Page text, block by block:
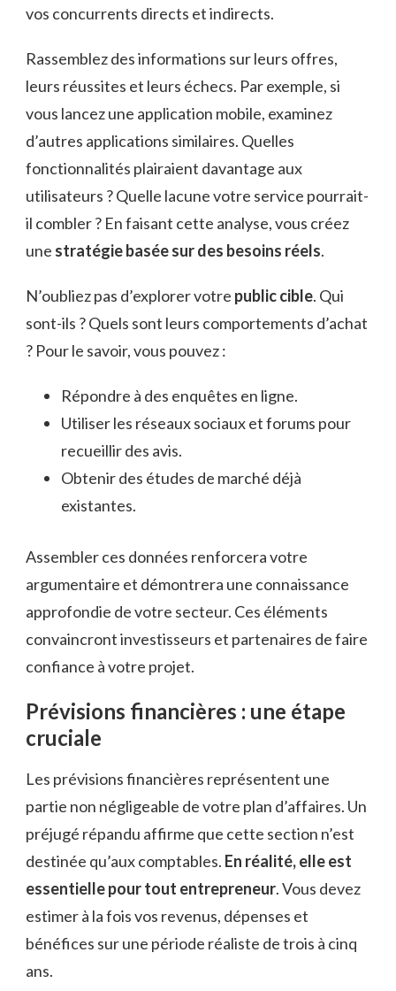
vos concurrents directs et indirects.
Rassemblez des informations sur leurs offres,
leurs réussites et leurs échecs. Par exemple, si
vous lancez une application mobile, examinez
d’autres applications similaires. Quelles
fonctionnalités plairaient davantage aux
utilisateurs ? Quelle lacune votre service pourrait-
il combler ? En faisant cette analyse, vous créez
une stratégie basée sur des besoins réels.
N’oubliez pas d’explorer votre public cible. Qui
sont-ils ? Quels sont leurs comportements d’achat
? Pour le savoir, vous pouvez :
Répondre à des enquêtes en ligne.
Utiliser les réseaux sociaux et forums pour
recueillir des avis.
Obtenir des études de marché déjà
existantes.
Assembler ces données renforcera votre
argumentaire et démontrera une connaissance
approfondie de votre secteur. Ces éléments
convaincront investisseurs et partenaires de faire
confiance à votre projet.
Prévisions financières : une étape
cruciale
Les prévisions financières représentent une
partie non négligeable de votre plan d’affaires. Un
préjugé répandu affirme que cette section n’est
destinée qu’aux comptables. En réalité, elle est
essentielle pour tout entrepreneur. Vous devez
estimer à la fois vos revenus, dépenses et
bénéfices sur une période réaliste de trois à cinq
ans.